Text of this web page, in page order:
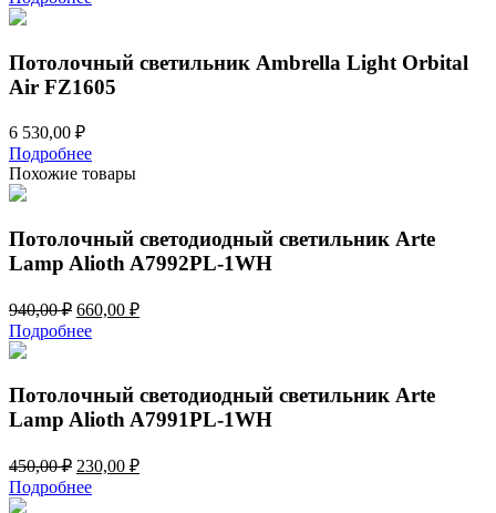
Потолочный светильник Ambrella Light Orbital
Air FZ1605
6 530,00 ₽
Подробнее
Похожие товары
Потолочный светодиодный светильник Arte
Lamp Alioth A7992PL-1WH
940,00₽ Первоначальная
цена
составляла
660,00 ₽Текущая
Подробнее
Потолочный светодиодный светильник Arte
Lamp Alioth A7991PL-1WH
450,00₽ Первоначальная
цена
составляла
230,00 ₽Текущая
Подробнее